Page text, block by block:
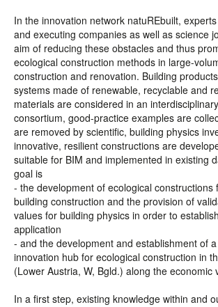
In the innovation network natuREbuilt,
and executing companies as well as science
aim of reducing these obstacles and thus
ecological construction methods in large-
construction and renovation. Building
systems made of renewable, recyclable and
materials are considered in an
consortium, good-practice examples are
are removed by scientific, building physics
innovative, resilient constructions are
suitable for BIM and implemented in existing
goal is
- the development of ecological constructions
building construction and the provision of
values for building physics in order to
application
- and the development and establishment of
innovation hub for ecological construction in
(Lower Austria, W, Bgld.) along the economic
In a first step, existing knowledge within and